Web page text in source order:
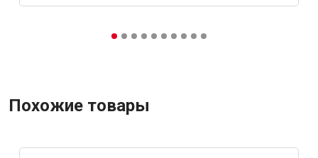
Похожие товары
Товары для бани и сауны